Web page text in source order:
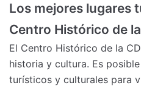
Los mejores lugares
Centro Histórico de
El Centro Histórico de la
historia y cultura. Es
turísticos y culturales para